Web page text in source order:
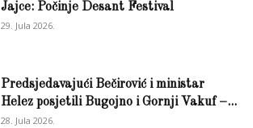
Jajce: Počinje Desant Festival
29. Jula 2026.
Predsjedavajući Bečirović i ministar
Helez posjetili Bugojno i Gornji Vakuf –...
28. Jula 2026.